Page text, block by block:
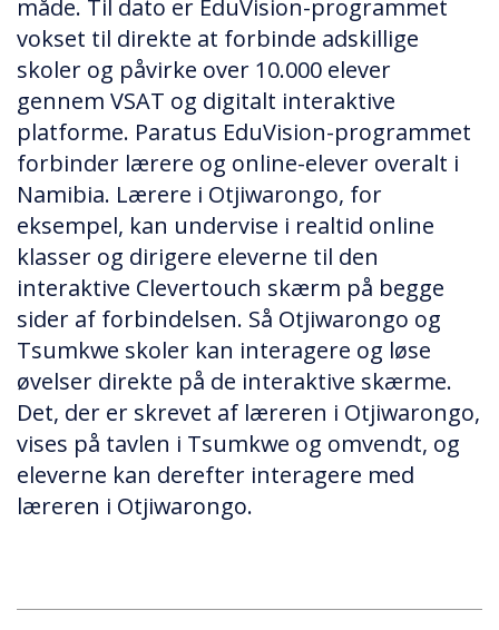
måde. Til dato er EduVision-programmet
vokset til direkte at forbinde adskillige
skoler og påvirke over 10.000 elever
gennem VSAT og digitalt interaktive
platforme. Paratus EduVision-programmet
forbinder lærere og online-elever overalt i
Namibia. Lærere i Otjiwarongo, for
eksempel, kan undervise i realtid online
klasser og dirigere eleverne til den
interaktive Clevertouch skærm på begge
sider af forbindelsen. Så Otjiwarongo og
Tsumkwe skoler kan interagere og løse
øvelser direkte på de interaktive skærme.
Det, der er skrevet af læreren i Otjiwarongo,
vises på tavlen i Tsumkwe og omvendt, og
eleverne kan derefter interagere med
læreren i Otjiwarongo.